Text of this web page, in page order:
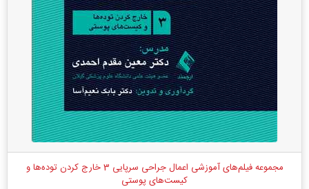
مجموعه فیلم‌های آموزشی اعمال جراحی سرپایی 3 خارج کردن توده‌ها و
کیست‌های پوستی